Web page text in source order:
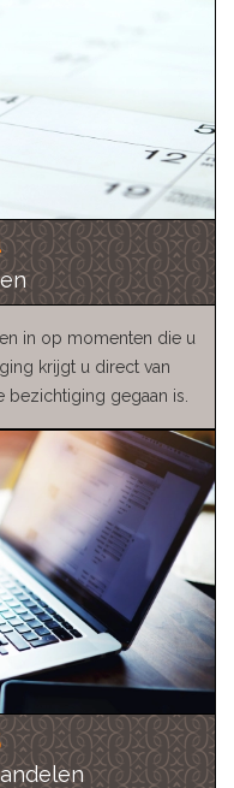
in op momenten die u
krijgt u direct van
gegaan is.